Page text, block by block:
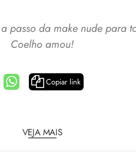
passo da make nude para
Coelho amou!
Copiar link
VEJA MAIS
revela 5 cuidados com a